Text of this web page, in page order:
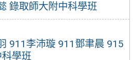
錄取師大附中科學班
911李沛璇 911鄧聿晨 915
學班